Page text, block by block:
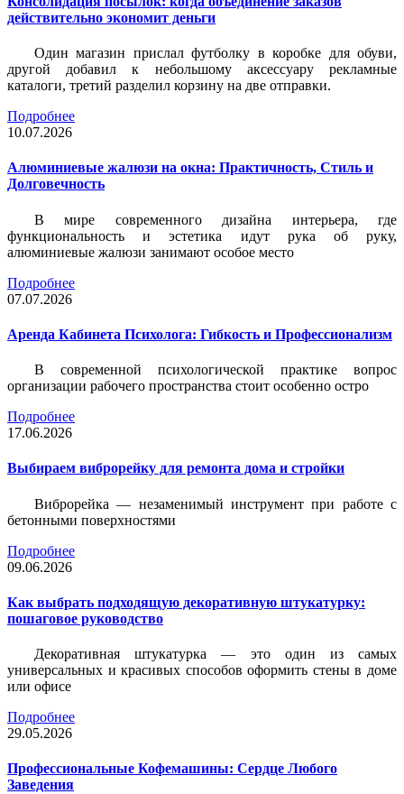
действительно экономит деньги
Один магазин прислал футболку в коробке для обуви,
другой добавил к небольшому аксессуару рекламные
каталоги, третий разделил корзину на две отправки.
Подробнее
10.07.2026
Алюминиевые жалюзи на окна: Практичность, Стиль и
Долговечность
В мире современного дизайна интерьера, где
функциональность и эстетика идут рука об руку,
алюминиевые жалюзи занимают особое место
Подробнее
07.07.2026
Аренда Кабинета Психолога: Гибкость и Профессионализм
В современной психологической практике вопрос
организации рабочего пространства стоит особенно остро
Подробнее
17.06.2026
Выбираем виброрейку для ремонта дома и стройки
Виброрейка — незаменимый инструмент при работе с
бетонными поверхностями
Подробнее
09.06.2026
Как выбрать подходящую декоративную штукатурку:
пошаговое руководство
Декоративная штукатурка — это один из самых
универсальных и красивых способов оформить стены в доме
или офисе
Подробнее
29.05.2026
Профессиональные Кофемашины: Сердце Любого
Заведения